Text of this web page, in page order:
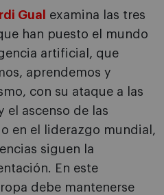
Gual
examina las tres
han puesto el mundo
artificial, que
aprendemos y
con su ataque a las
el ascenso de las
en el liderazgo mundial,
siguen la
En este
debe mantenerse